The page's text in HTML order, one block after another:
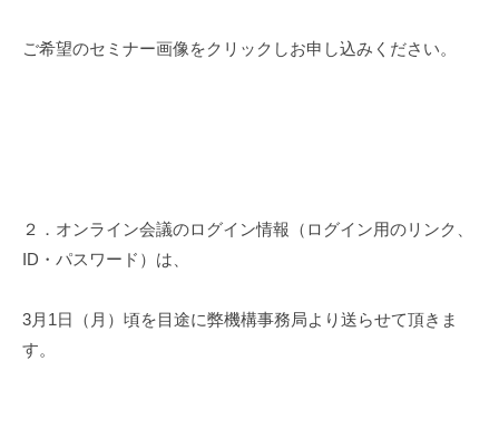
ご希望のセミナー画像をクリックしお申し込みください。
２．オンライン会議のログイン情報（ログイン用のリンク、
ID・パスワード）は、
3月1日（月）頃を目途に弊機構事務局より送らせて頂きま
す。